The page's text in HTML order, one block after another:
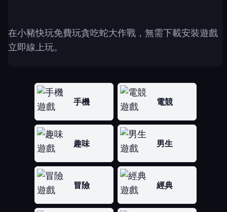
在小豬快玩免費玩貪吃蛇大作戰，無需下載安裝遊戲
立即線上玩。
手機 電競
趣味 男生
冒險 經典